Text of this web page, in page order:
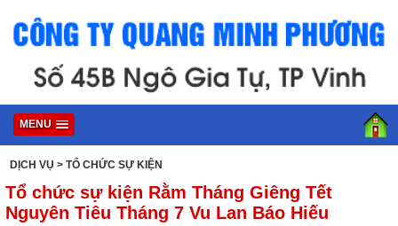
MENU
DỊCH VỤ > TỔ CHỨC SỰ KIỆN
Tổ chức sự kiện Rằm Tháng Giêng Tết
Nguyên Tiêu Tháng 7 Vu Lan Báo Hiếu